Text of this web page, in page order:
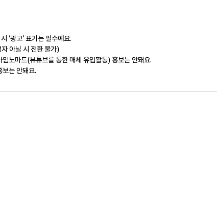
‘광고‘ 표기는 필수예요.
아닐 시 전환 불가)
노마드(뷰튜브를 통한 매체 유입활동) 홍보는 안돼요.
는 안돼요.